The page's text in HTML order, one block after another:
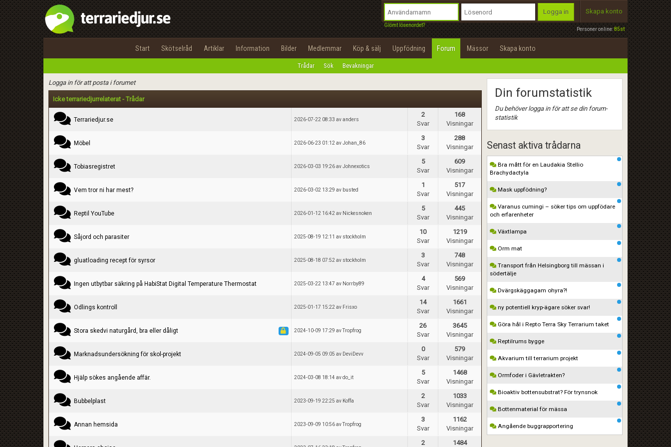
Personer online:85st
Logga in
Glömt lösenordet?
Skapa konto
Start Skötselråd Artiklar Information Bilder Medlemmar Köp & sälj Uppfödning Forum Mässor Skapa konto
Trådar Sök Bevakningar
Logga in för att posta i forumet
Icke terrariedjurrelaterat - Trådar
Terrariedjur.se 2026-07-22 08:33 av anders
168
Visningar
2
Svar
Möbel 2026-06-23 01:12 av Johan_86
288
Visningar
3
Svar
Tobiasregistret 2026-03-03 19:26 av Johnexotics
609
Visningar
5
Svar
Vem tror ni har mest? 2026-03-02 13:29 av busted
517
Visningar
1
Svar
Reptil YouTube 2026-01-12 16:42 av Nickesnoken
445
Visningar
5
Svar
Såjord och parasiter 2025-08-19 12:11 av stockholm
1219
Visningar
10
Svar
gluatloading recept för syrsor 2025-08-18 07:52 av stockholm
748
Visningar
3
Svar
Ingen utbytbar säkring på HabiStat Digital Temperature Thermostat 2025-03-22 13:47 av Norrby89
569
Visningar
4
Svar
Odlings kontroll 2025-01-17 15:22 av Frisxo
1661
Visningar
14
Svar
Stora skedvi naturgård, bra eller dåligt 2024-10-09 17:29 av Tropfrog
3645
Visningar
26
Svar
Marknadsundersökning för skol-projekt 2024-09-05 09:05 av DeviDevv
579
Visningar
0
Svar
Hjälp sökes angående affär. 2024-03-08 18:14 av do_it
1468
Visningar
5
Svar
Bubbelplast 2023-09-19 22:25 av Koffa
1033
Visningar
2
Svar
Annan hemsida 2023-09-09 10:56 av Tropfrog
1162
Visningar
3
Svar
1484
2
Din forumstatistik
Du behöver logga in för att se din forum-
statistik
Senast aktiva trådarna
Bra mått för en Laudakia Stellio
Brachydactyla
Mask uppfödning?
Varanus cumingi – söker tips om uppfödare
och erfarenheter
Växtlampa
Orm mat
Transport från Helsingborg till mässan i
södertälje
Dvärgskäggagam ohyra?!
ny potentiell kryp-ägare söker svar!
Göra hål i Repto Terra Sky Terrarium taket
Reptilrums bygge
Akvarium till terrarium projekt
Ormfoder i Gävletrakten?
Bioaktiv bottensubstrat? För trynsnok
Bottenmaterial för mässa
Angående buggrapportering
Kategori
Rubrik
Utför
100%
OK
integritetspolicy
Namn:
Epost:
Privacy Policy
Begär nytt lösenord
Tillbaka till förstasidan